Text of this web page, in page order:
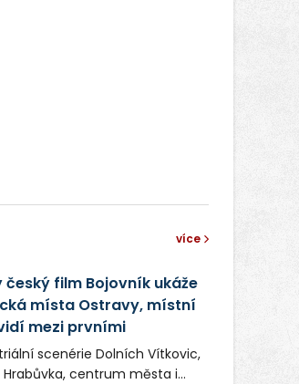
více
český film Bojovník ukáže
místa Ostravy, místní
mezi prvními
scenérie Dolních Vítkovic,
Hrabůvka, centrum města i